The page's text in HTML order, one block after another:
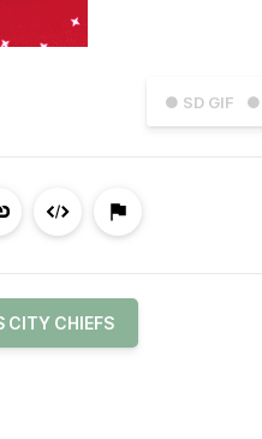
● SD GIF ●
CITY CHIEFS